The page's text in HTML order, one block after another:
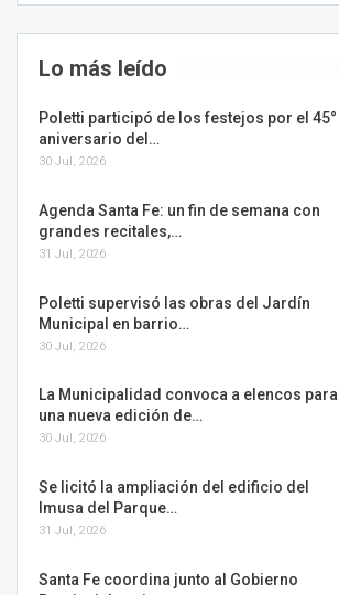
Lo más leído
Poletti participó de los festejos por el 45°
aniversario del…
30 Jul, 2026
Agenda Santa Fe: un fin de semana con
grandes recitales,…
31 Jul, 2026
Poletti supervisó las obras del Jardín
Municipal en barrio…
30 Jul, 2026
La Municipalidad convoca a elencos para
una nueva edición de…
30 Jul, 2026
Se licitó la ampliación del edificio del
Imusa del Parque…
31 Jul, 2026
Santa Fe coordina junto al Gobierno